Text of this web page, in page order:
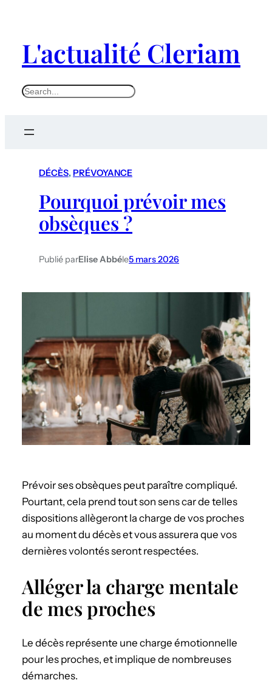
L'actualité Cleriam
S
DÉCÈS, PRÉVOYANCE
Pourquoi prévoir mes
obsèques ?
Publié parElise Abbéle5 mars 2026
Prévoir ses obsèques peut paraître compliqué.
Pourtant, cela prend tout son sens car de telles
dispositions allègeront la charge de vos proches
au moment du décès et vous assurera que vos
dernières volontés seront respectées.
Alléger la charge mentale
de mes proches
Le décès représente une charge émotionnelle
pour les proches, et implique de nombreuses
démarches.